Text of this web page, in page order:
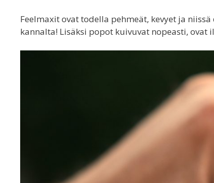
Feelmaxit ovat todella pehmeät, kevyet ja
kannalta! Lisäksi popot kuivuvat nopeasti, ovat